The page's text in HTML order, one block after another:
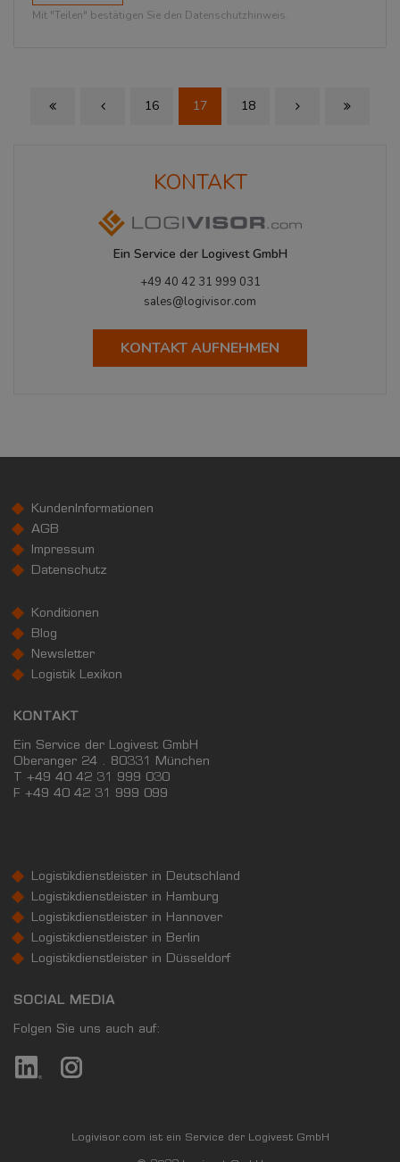
Mit "Teilen" bestätigen Sie den Datenschutzhinweis.
First Page Previous Page
16 17 18 Next PageLast Page
KONTAKT
Ein Service der Logivest GmbH
+49 40 42 31 999 031
sales@logivisor.com
KONTAKT AUFNEHMEN
KundenInformationen
AGB
Impressum
Datenschutz
Konditionen
Blog
Newsletter
Logistik Lexikon
KONTAKT
Ein Service der Logivest GmbH
Oberanger 24 . 80331 München
T +49 40 42 31 999 030
F +49 40 42 31 999 099
Logistikdienstleister in Deutschland
Logistikdienstleister in Hamburg
Logistikdienstleister in Hannover
Logistikdienstleister in Berlin
Logistikdienstleister in Düsseldorf
SOCIAL MEDIA
Folgen Sie uns auch auf:
Logivisor.com ist ein Service der Logivest GmbH